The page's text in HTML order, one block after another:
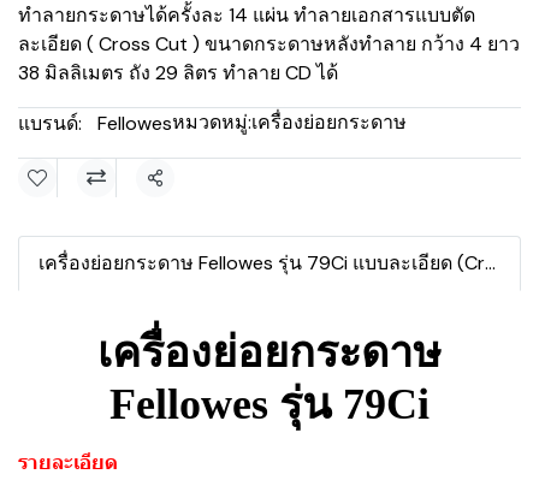
ทำลายกระดาษได้ครั้งละ 14 แผ่น ทำลายเอกสารแบบตัด
ละเอียด ( Cross Cut ) ขนาดกระดาษหลังทำลาย กว้าง 4 ยาว
38 มิลลิเมตร ถัง 29 ลิตร ทำลาย CD ได้
แบรนด์:
Fellowesหมวดหมู่:เครื่องย่อยกระดาษ
แชร์
เครื่องย่อยกระดาษ Fellowes รุ่น 79Ci แบบละเอียด (Cross Cut)
เครื่องย่อยกระดาษ
Fellowes รุ่น 79Ci
รายละเอียด